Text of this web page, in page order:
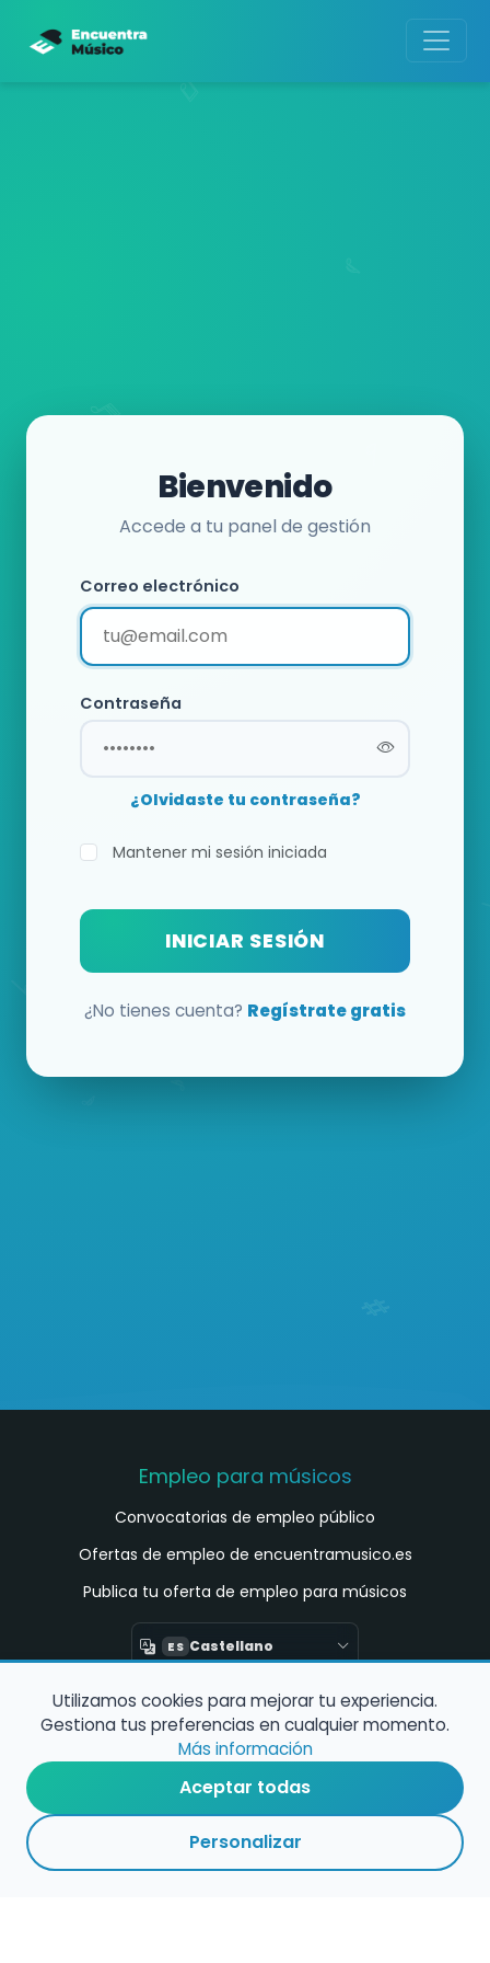
Bienvenido
Accede a tu panel de gestión
Correo electrónico
Contraseña
¿Olvidaste tu contraseña?
Mantener mi sesión iniciada
INICIAR SESIÓN
¿No tienes cuenta? Regístrate gratis
Empleo para músicos
Convocatorias de empleo público
Ofertas de empleo de encuentramusico.es
Publica tu oferta de empleo para músicos
ES Castellano
Encuentra Músico
Buscador de Músicos
Encuentra Pianista Acompañante
Asesoría para músicos y docentes
Utilizamos cookies para mejorar tu experiencia.
Gestiona tus preferencias en cualquier momento.
Más información
Aceptar todas
Personalizar